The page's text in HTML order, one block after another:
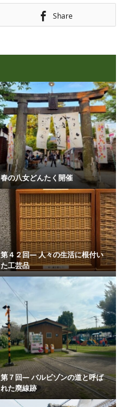
Share
春の八女どんたく開催
第４２回― 人々の生活に根付い
た工芸品
第７回― バルビゾンの道と呼ば
れた廃線跡